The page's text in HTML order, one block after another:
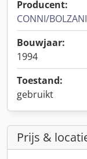
Producent:
CONNI/BOLZANI
Bouwjaar:
1994
Toestand:
gebruikt
Prijs &